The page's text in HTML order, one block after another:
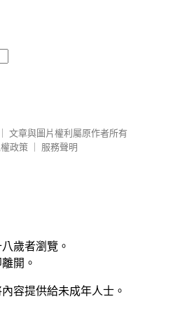
文章與圖片權利屬原作者所有
政策
服務聲明
歲者瀏覽。
開。
容提供給未成年人士。